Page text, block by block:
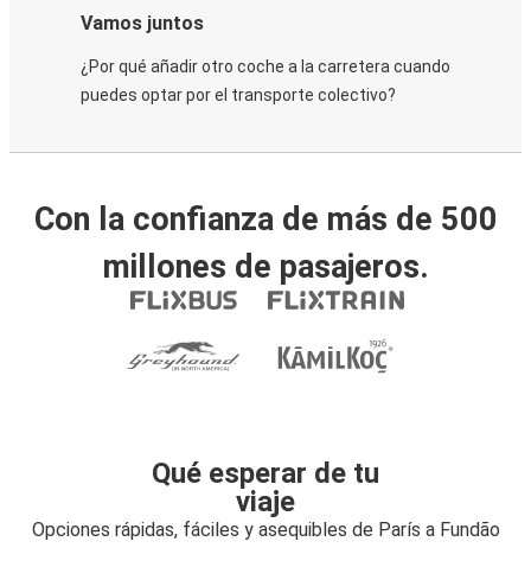
Vamos juntos
¿Por qué añadir otro coche a la carretera cuando
puedes optar por el transporte colectivo?
Con la confianza de más de 500
millones de pasajeros.
Qué esperar de tu
viaje
Opciones rápidas, fáciles y asequibles de París a Fundão